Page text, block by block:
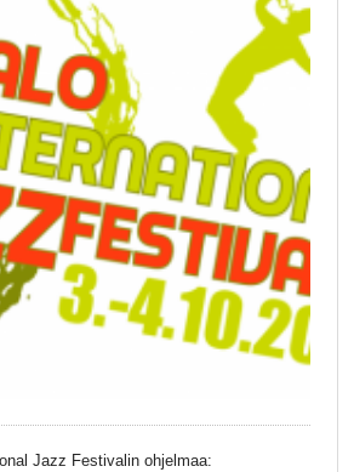
Jazz Festivalin ohjelmaa: